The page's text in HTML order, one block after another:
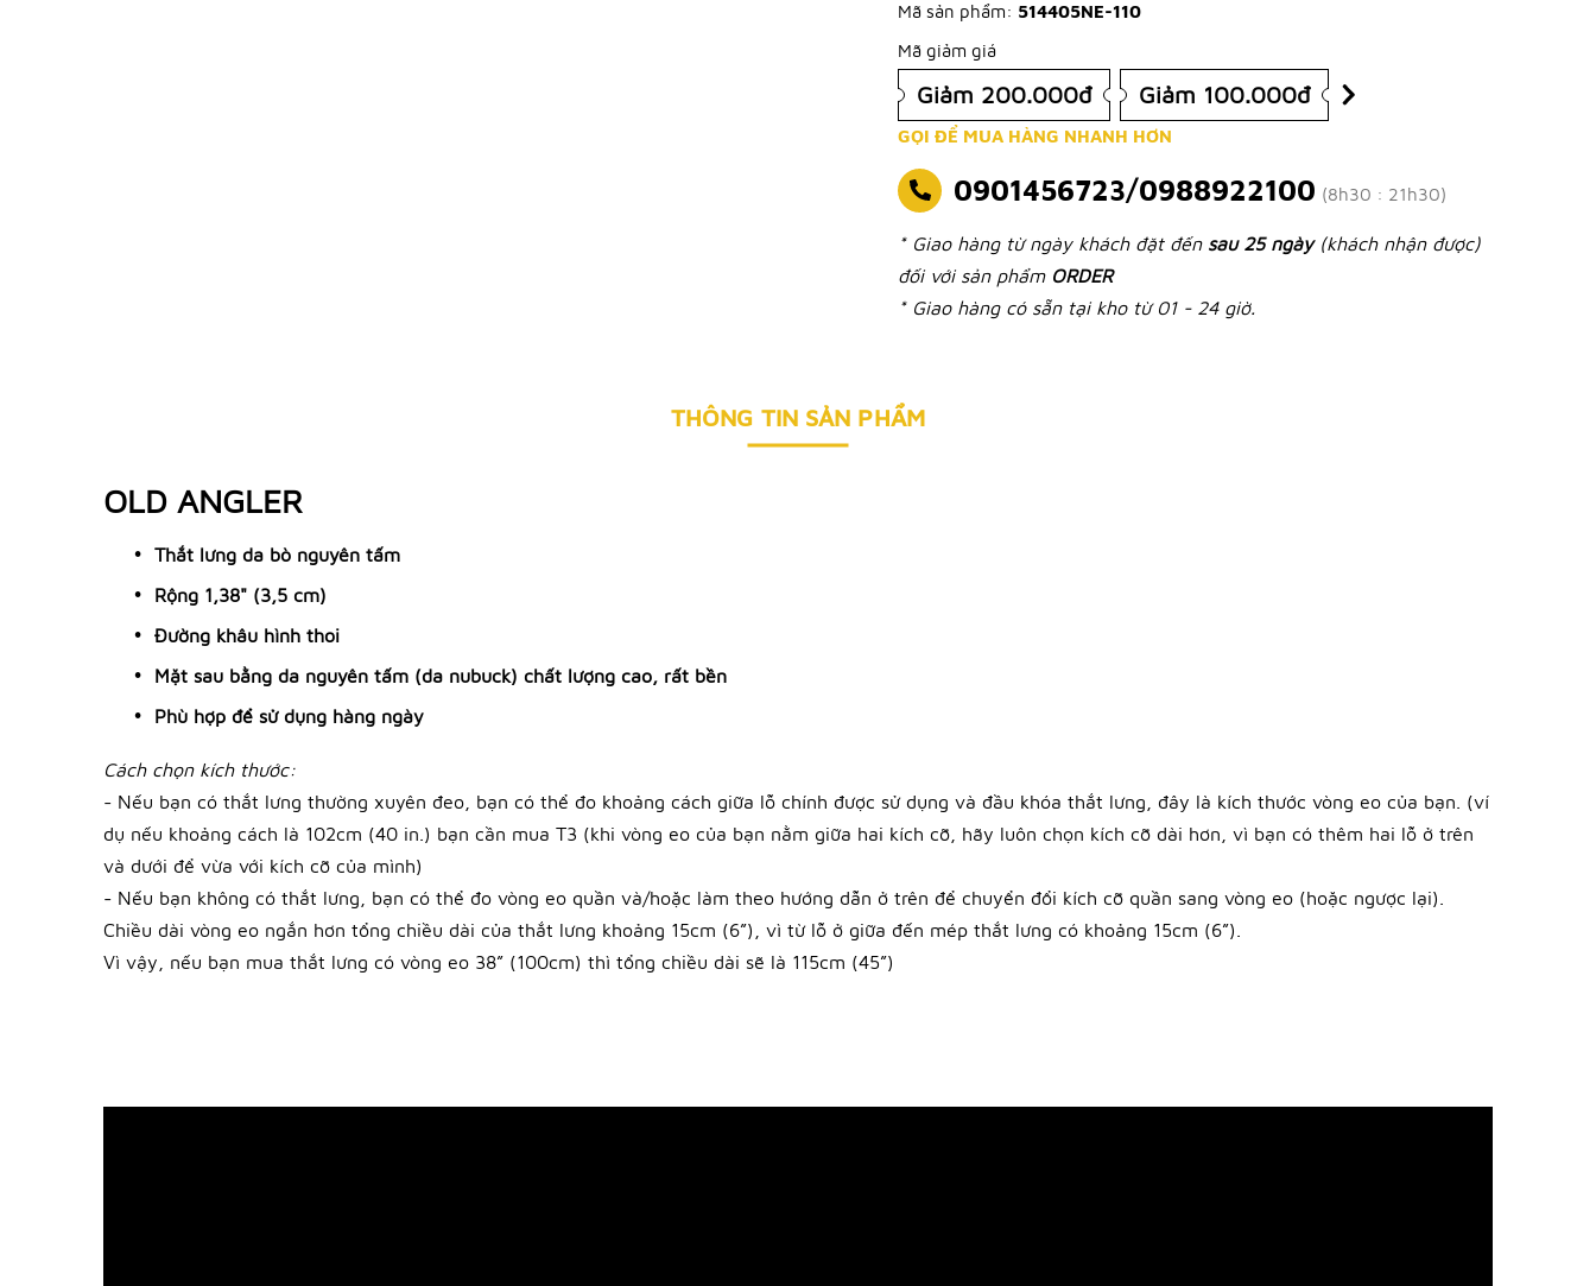
Mã sản phẩm: 514405NE-110
Mã giảm giá
Giảm 200.000đ Giảm 100.000đ
GỌI ĐỂ MUA HÀNG NHANH HƠN
0901456723/0988922100 (8h30 : 21h30)
* Giao hàng từ ngày khách đặt đến sau 25 ngày (khách nhận được)
đối với sản phẩm ORDER
* Giao hàng có sẵn tại kho từ 01 - 24 giờ.
THÔNG TIN SẢN PHẨM
OLD ANGLER
Thắt lưng da bò nguyên tấm
Rộng 1,38" (3,5 cm)
Đường khâu hình thoi
Mặt sau bằng da nguyên tấm (da nubuck) chất lượng cao, rất bền
Phù hợp để sử dụng hàng ngày
Cách chọn kích thước:
- Nếu bạn có thắt lưng thường xuyên đeo, bạn có thể đo khoảng cách giữa lỗ chính được sử dụng và đầu khóa thắt lưng, đây là kích thước vòng eo của bạn. (ví
dụ nếu khoảng cách là 102cm (40 in.) bạn cần mua T3 (khi vòng eo của bạn nằm giữa hai kích cỡ, hãy luôn chọn kích cỡ dài hơn, vì bạn có thêm hai lỗ ở trên
và dưới để vừa với kích cỡ của mình)
- Nếu bạn không có thắt lưng, bạn có thể đo vòng eo quần và/hoặc làm theo hướng dẫn ở trên để chuyển đổi kích cỡ quần sang vòng eo (hoặc ngược lại).
Chiều dài vòng eo ngắn hơn tổng chiều dài của thắt lưng khoảng 15cm (6”), vì từ lỗ ở giữa đến mép thắt lưng có khoảng 15cm (6”).
Vì vậy, nếu bạn mua thắt lưng có vòng eo 38” (100cm) thì tổng chiều dài sẽ là 115cm (45”)